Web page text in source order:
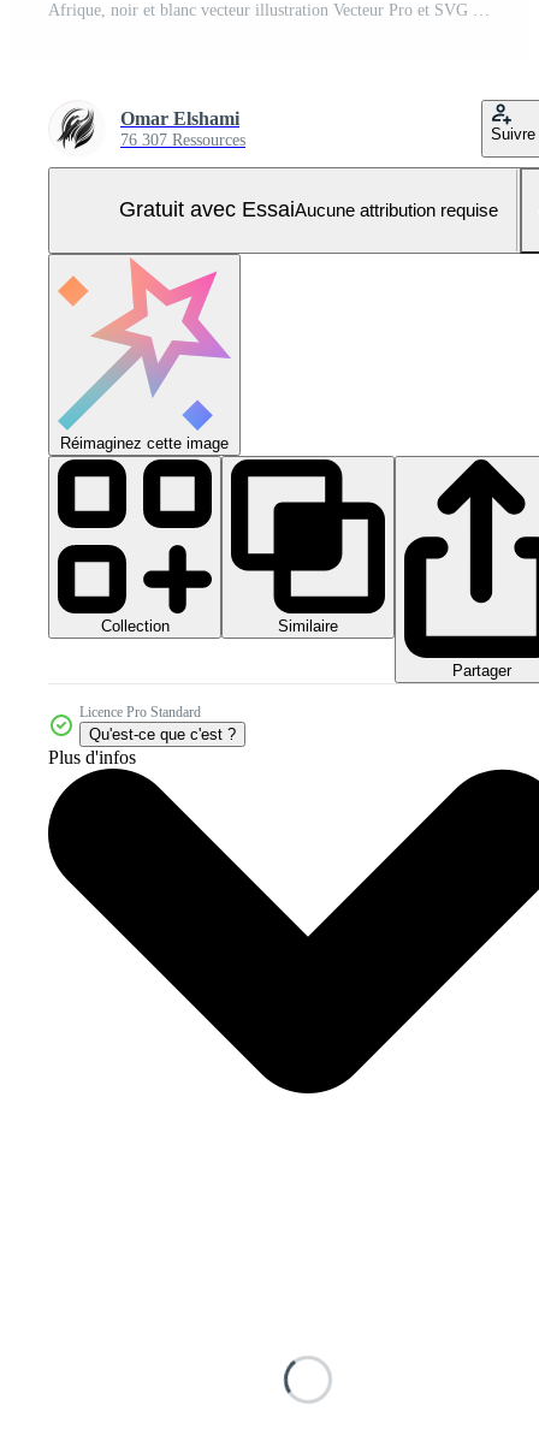
Omar Elshami
76 307 Ressources Suivre
Gratuit avec EssaiAucune attribution requise
Réimaginez cette image
Collection Similaire
Partager
Licence Pro Standard
Qu'est-ce que c'est ?
Plus d'infos